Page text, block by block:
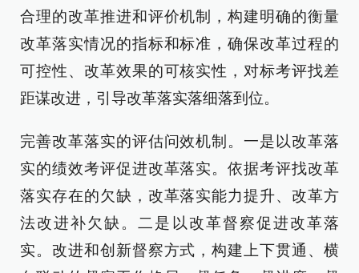
合理的改革推进和评价机制，构建明确的衡量
改革落实情况的指标和标准，确保改革过程的
可控性、改革效果的可核实性，对标考评找差
距谋改进，引导改革落实落细落到位。
完善改革落实的评估问效机制。一是以改革落
实的绩效考评促进改革落实。依据考评找改革
落实存在的欠缺，改革落实能力提升、改革方
法改进补欠缺。二是以改革督察促进改革落
实。改进和创新督察方式，构建上下贯通、横